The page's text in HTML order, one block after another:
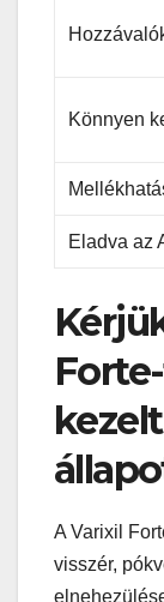
Könnyen
Eladva az
A Varixil
visszér,